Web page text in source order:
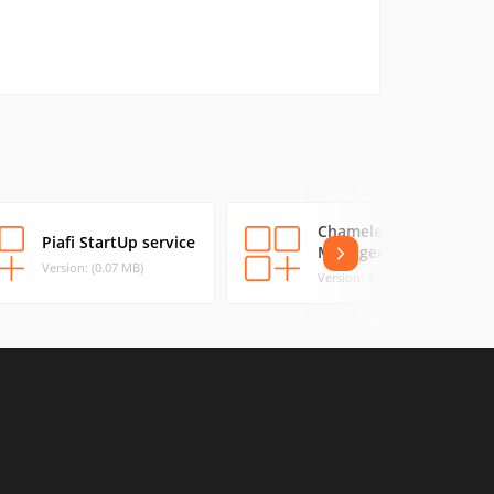
Piafi StartUp service
Version: (0.07 MB)
Chameleon Startup
Manager Lite
Version: 3.0.0.62 (3.58 MB)